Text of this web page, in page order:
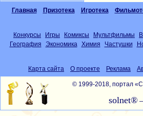
Главная Призотека Игротека
Конкурсы Игры Комиксы Мультфильмы
География
Экономика Химия Частушки
Карта сайта О проекте Реклама
© 1999-2018, портал
solnet®